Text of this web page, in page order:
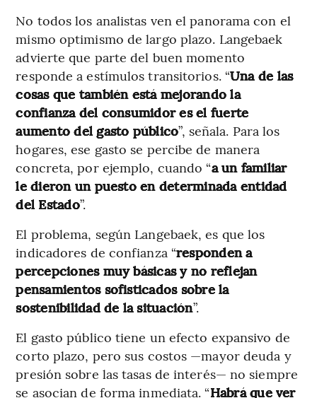
No todos los analistas ven el panorama con el
mismo optimismo de largo plazo. Langebaek
advierte que parte del buen momento
responde a estímulos transitorios. “Una de las
cosas que también está mejorando la
confianza del consumidor es el fuerte
aumento del gasto público”, señala. Para los
hogares, ese gasto se percibe de manera
concreta, por ejemplo, cuando “a un familiar
le dieron un puesto en determinada entidad
del Estado”.
El problema, según Langebaek, es que los
indicadores de confianza “responden a
percepciones muy básicas y no reflejan
pensamientos sofisticados sobre la
sostenibilidad de la situación”.
El gasto público tiene un efecto expansivo de
corto plazo, pero sus costos —mayor deuda y
presión sobre las tasas de interés— no siempre
se asocian de forma inmediata. “Habrá que ver